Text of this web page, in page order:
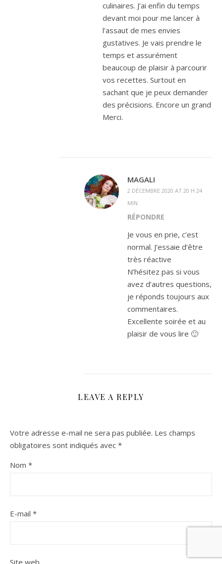
culinaires. J’ai enfin du temps
devant moi pour me lancer à
l’assaut de mes envies
gustatives. Je vais prendre le
temps et assurément
beaucoup de plaisir à parcourir
vos recettes. Surtout en
sachant que je peux demander
des précisions. Encore un grand
Merci.
MAGALI
2 DÉCEMBRE 2020 AT 20 H 24
MIN
RÉPONDRE
Je vous en prie, c’est
normal. J’essaie d’être
très réactive
N’hésitez pas si vous
avez d’autres questions,
je réponds toujours aux
commentaires.
Excellente soirée et au
plaisir de vous lire 🙂
LEAVE A REPLY
Votre adresse e-mail ne sera pas publiée. Les champs
obligatoires sont indiqués avec *
Nom *
E-mail *